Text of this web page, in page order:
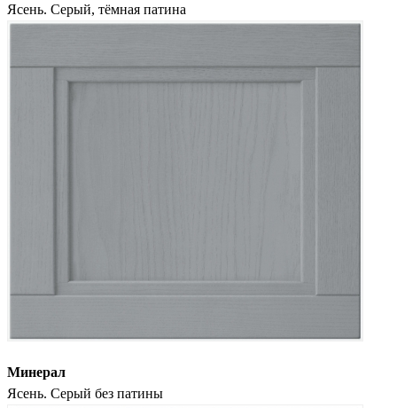
Ясень. Серый, тёмная патина
Минерал
Ясень. Серый без патины